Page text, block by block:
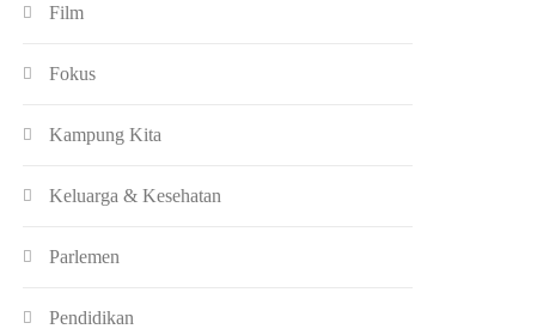
Film
Fokus
Kampung Kita
Keluarga & Kesehatan
Parlemen
Pendidikan